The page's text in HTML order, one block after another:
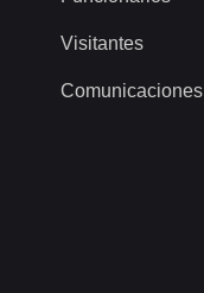
Visitantes
Comunicaciones